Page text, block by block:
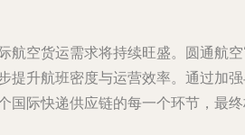
空货运需求将持续旺盛。圆通航
升航班密度与运营效率。通过加
际快递供应链的每一个环节，最